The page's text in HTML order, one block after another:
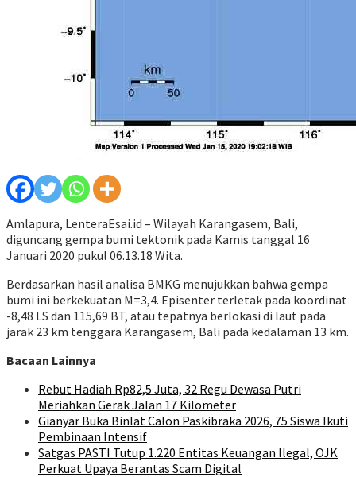
Amlapura, LenteraEsai.id – Wilayah Karangasem, Bali,
diguncang gempa bumi tektonik pada Kamis tanggal 16
Januari 2020 pukul 06.13.18 Wita.
Berdasarkan hasil analisa BMKG menujukkan bahwa gempa
bumi ini berkekuatan M=3,4. Episenter terletak pada koordinat
-8,48 LS dan 115,69 BT, atau tepatnya berlokasi di laut pada
jarak 23 km tenggara Karangasem, Bali pada kedalaman 13 km.
Bacaan Lainnya
Rebut Hadiah Rp82,5 Juta, 32 Regu Dewasa Putri
Meriahkan Gerak Jalan 17 Kilometer
Gianyar Buka Binlat Calon Paskibraka 2026, 75 Siswa Ikuti
Pembinaan Intensif
Satgas PASTI Tutup 1.220 Entitas Keuangan Ilegal, OJK
Perkuat Upaya Berantas Scam Digital